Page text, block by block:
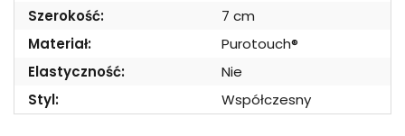
Szerokość:
7 cm
Materiał:
Purotouch®
Elastyczność:
Nie
Styl:
Współczesny